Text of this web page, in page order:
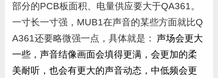
部分的PCB板面积、电量供应要大于QA361。
一寸长一寸强 ， MUB1在声音的某些方面就比Q
A361还要略微强一点，具体就是：
声场会更大
一些，声音结像画面会填得更满，会更加的柔
美耐听，也会有更大的声音动态，中低频会更